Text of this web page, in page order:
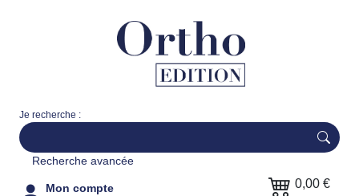
Je recherche :
Recherche avancée
Mon compte 0,00 €